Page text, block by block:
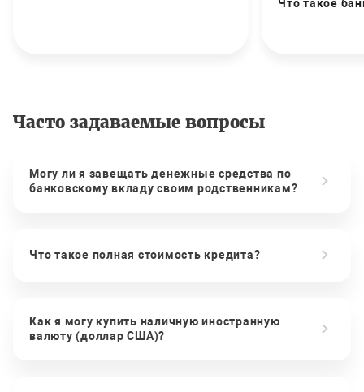
Что такое
Часто задаваемые вопросы
Могу ли я завещать денежные средства по
банковскому вкладу своим родственникам?
Что такое полная стоимость кредита?
Как я могу купить наличную иностранную
валюту (доллар США)?